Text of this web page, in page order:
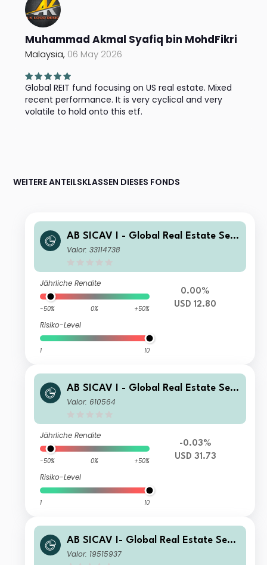
Muhammad Akmal Syafiq bin MohdFikri
Malaysia, 06 May 2026
Global REIT fund focusing on US real estate. Mixed
recent performance. It is very cyclical and very
volatile to hold onto this etf.
WEITERE ANTEILSKLASSEN DIESES FONDS
AB SICAV I - Global Real Estate Sec
urities Portfolio ID USD Inc
Valor: 33114738
Jährliche Rendite
-50% 0% +50%
Risiko-Level
1 10
0.00%
USD 12.80
AB SICAV I - Global Real Estate Sec
urities Portfolio A Acc
Valor: 610564
Jährliche Rendite
-50% 0% +50%
Risiko-Level
1 10
-0.03%
USD 31.73
AB SICAV I- Global Real Estate Secu
rities Portfolio S1 EUR Acc
Valor: 19515937